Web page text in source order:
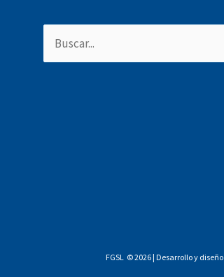
Buscar
por:
FGSL © 2026 | Desarrollo y diseño